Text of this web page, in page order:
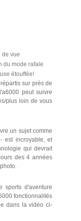
de vue
du mode rafale
étouffée!
sur près de
peut suivre
plus loin de vous
un sujet comme
est incroyable, et
qui devrait
des 4 années
sports d'aventure
fonctionnalités
dans la vidéo ci-